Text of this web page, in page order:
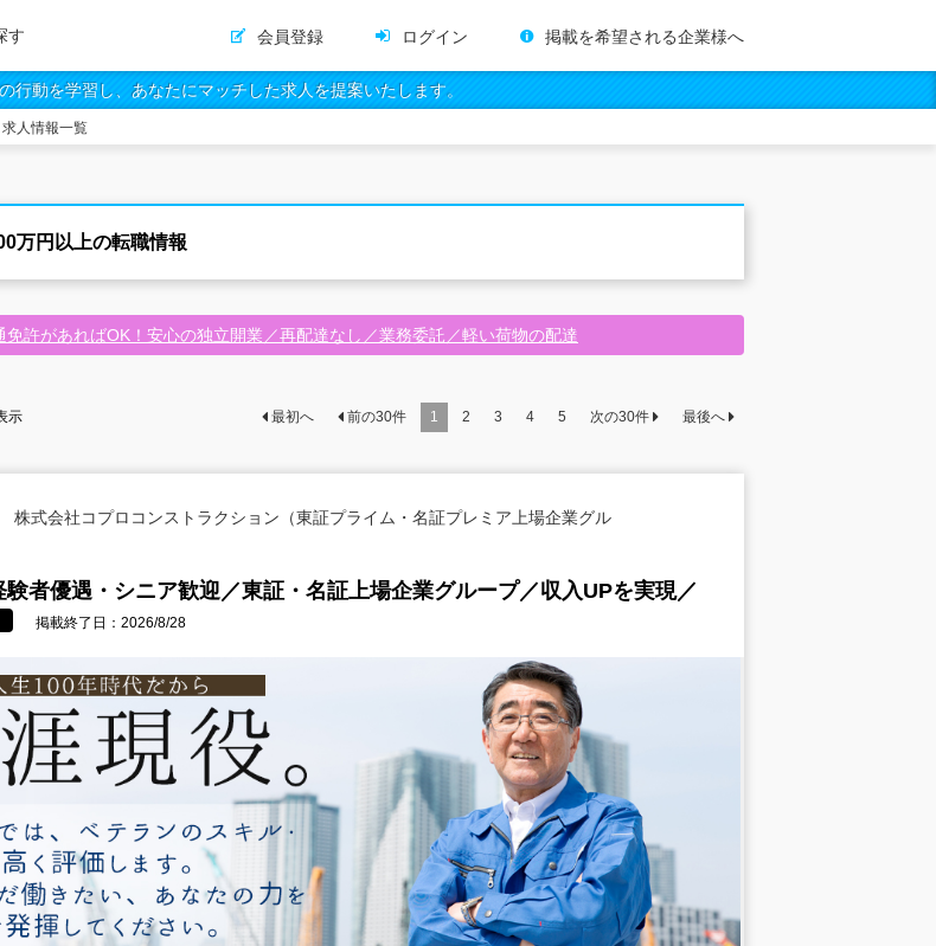
す 会員登録 ログイン 掲載を希望される企業様へ
行動を学習し、あなたにマッチした求人を提案いたします。
人情報一覧
万円以上の転職情報
免許があればOK！安心の独立開業／再配達なし／業務委託／軽い荷物の配達
示 最初へ 前の30件 1 2 3 4 5 次の30件 最後へ
株式会社コプロコンストラクション（東証プライム・名証プレミア上場企業グル
者優遇・シニア歓迎／東証・名証上場企業グループ／収入UPを実現／
掲載終了日：2026/8/28